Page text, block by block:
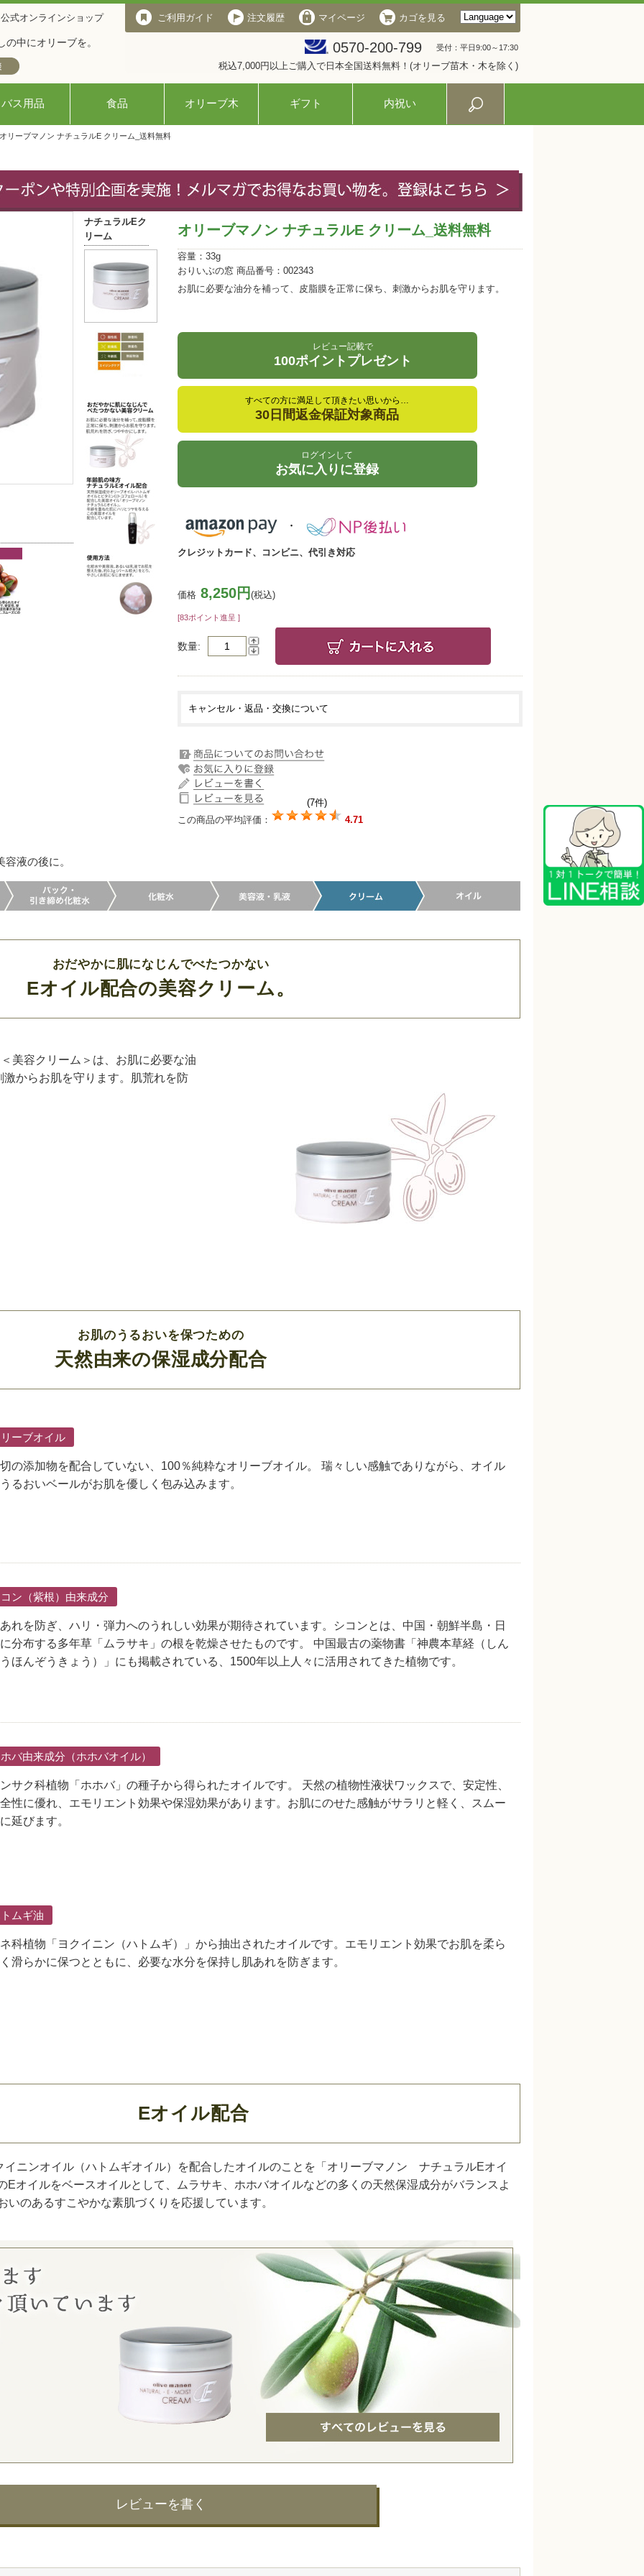
式オンラインショップ
の中にオリーブを。
ご利用ガイド 注文履歴 マイページ カゴを見る
0570-200-799 受付：平日9:00～17:30
税込7,000円以上ご購入で日本全国送料無料！(オリーブ苗木・木を除く)
バス用品 食品 オリーブ木 ギフト 内祝い
リーブマノン ナチュラルE クリーム_送料無料
オリーブマノン ナチュラルE クリーム_送料無料
容量：33g
おりいぶの窓 商品番号：002343
お肌に必要な油分を補って、皮脂膜を正常に保ち、刺激からお肌を守ります。
レビュー記載で
100ポイントプレゼント
すべての方に満足して頂きたい思いから…
30日間返金保証対象商品
ログインして
お気に入りに登録
クレジットカード、コンビニ、代引き対応
価格 8,250円 (税込)
[83ポイント進呈 ]
数量
キャンセル・返品・交換について
(7件)
この商品の平均評価：
4.71
ナチュラルEク
リーム
液の後に。
おだやかに肌になじんでべたつかない
Eオイル配合の美容クリーム。
美容クリーム＞は、お肌に必要な油
からお肌を守ります。肌荒れを防
お肌のうるおいを保つための
天然由来の保湿成分配合
ーブオイル
の添加物を配合していない、100％純粋なオリーブオイル。 瑞々しい感触でありながら、オイル
るおいベールがお肌を優しく包み込みます。
ン（紫根）由来成分
れを防ぎ、ハリ・弾力へのうれしい効果が期待されています。シコンとは、中国・朝鮮半島・日
分布する多年草「ムラサキ」の根を乾燥させたものです。 中国最古の薬物書「神農本草経（しん
ほんぞうきょう）」にも掲載されている、1500年以上人々に活用されてきた植物です。
バ由来成分（ホホバオイル）
サク科植物「ホホバ」の種子から得られたオイルです。 天然の植物性液状ワックスで、安定性、
性に優れ、エモリエント効果や保湿効果があります。お肌にのせた感触がサラリと軽く、スムー
延びます。
ムギ油
科植物「ヨクイニン（ハトムギ）」から抽出されたオイルです。エモリエント効果でお肌を柔ら
滑らかに保つとともに、必要な水分を保持し肌あれを防ぎます。
Eオイル配合
ニンオイル（ハトムギオイル）を配合したオイルのことを「オリーブマノン ナチュラルEオイ
Eオイルをベースオイルとして、ムラサキ、ホホバオイルなどの多くの天然保湿成分がバランスよ
のあるすこやかな素肌づくりを応援しています。
レビューを書く